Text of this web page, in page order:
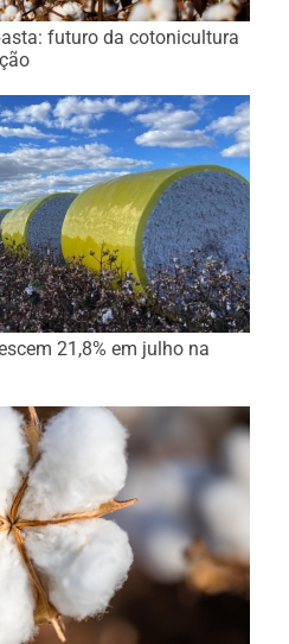
futuro da cotonicultura
21,8% em julho na